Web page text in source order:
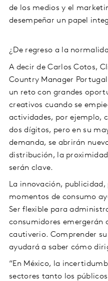
de los medios y el
desempeñar un papel
¿De regreso a la
A decir de Carlos Cotos,
Country Manager
un reto con grandes
creativos cuando se
actividades, por ejemplo,
dos dígitos, pero en su
demanda, se abrirán
distribución, la
serán clave.
La innovación,
momentos de consumo
Ser flexible para
consumidores emergerán
cautiverio. Comprender
ayudará a saber cómo
“En México, la
sectores tanto los